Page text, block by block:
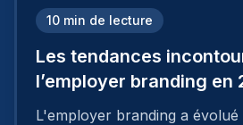
10 min de lecture
Les tendances
l’employer branding en
L'employer branding a